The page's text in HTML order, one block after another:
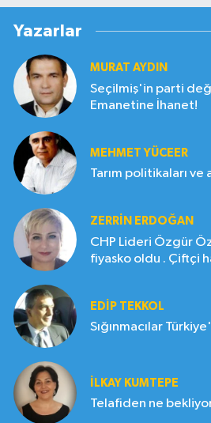
Yazarlar
MURAT AYDIN
Seçilmiş'in parti
Emanetine İhanet!
MEHMET YÜCEER
Tarım politikaları ve
ZERRIN ERDOĞAN
CHP Lideri Özgür
fiyasko oldu . Çiftçi
EDIP TEKKOL
Sığınmacılar
İLKAY KUMTEPE
Telafiden ne